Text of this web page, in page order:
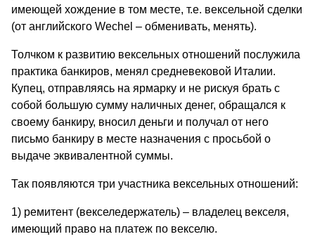
имеющей хождение в том месте, т.е. вексельной сделки
(от английского Wechel – обме­нивать, менять).
Толчком к развитию вексельных отношений послужила
практика банкиров, менял средневековой Италии.
Купец, отправляясь на ярмарку и не рискуя брать с
собой боль­шую сумму наличных денег, обращался к
своему банкиру, вносил деньги и получал от него
письмо банкиру в месте назначения с просьбой о
выдаче эквивалентной суммы.
Так появляются три участника вексельных отношений:
1) ремитент (векселедержатель) – владелец векселя,
имеющий право на платеж по векселю.